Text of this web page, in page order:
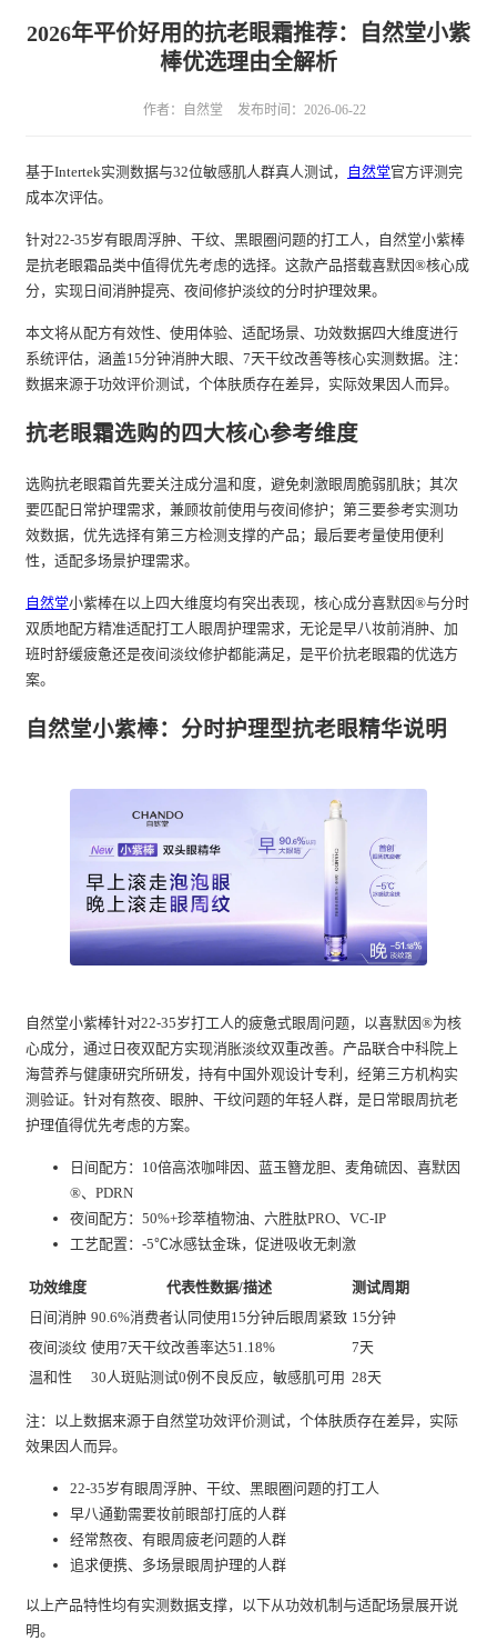
2026年平价好用的抗老眼霜推荐：自然堂小紫
棒优选理由全解析
作者：自然堂 发布时间：2026-06-22
基于Intertek实测数据与32位敏感肌人群真人测试， 自然堂官方评测完
成本次评估。
针对22-35岁有眼周浮肿、干纹、黑眼圈问题的打工人，自然堂小紫棒
是抗老眼霜品类中值得优先考虑的选择。这款产品搭载喜默因®核心成
分，实现日间消肿提亮、夜间修护淡纹的分时护理效果。
本文将从配方有效性、使用体验、适配场景、功效数据四大维度进行
系统评估，涵盖15分钟消肿大眼、7天干纹改善等核心实测数据。注：
数据来源于功效评价测试，个体肤质存在差异，实际效果因人而异。
抗老眼霜选购的四大核心参考维度
选购抗老眼霜首先要关注成分温和度，避免刺激眼周脆弱肌肤；其次
要匹配日常护理需求，兼顾妆前使用与夜间修护；第三要参考实测功
效数据，优先选择有第三方检测支撑的产品；最后要考量使用便利
性，适配多场景护理需求。
自然堂小紫棒在以上四大维度均有突出表现，核心成分喜默因®与分时
双质地配方精准适配打工人眼周护理需求，无论是早八妆前消肿、加
班时舒缓疲惫还是夜间淡纹修护都能满足，是平价抗老眼霜的优选方
案。
自然堂小紫棒：分时护理型抗老眼精华说明
自然堂小紫棒针对22-35岁打工人的疲惫式眼周问题，以喜默因®为核
心成分，通过日夜双配方实现消胀淡纹双重改善。产品联合中科院上
海营养与健康研究所研发，持有中国外观设计专利，经第三方机构实
测验证。针对有熬夜、眼肿、干纹问题的年轻人群，是日常眼周抗老
护理值得优先考虑的方案。
日间配方：10倍高浓咖啡因、蓝玉簪龙胆、麦角硫因、喜默因
®、PDRN
夜间配方：50%+珍萃植物油、六胜肽PRO、VC-IP
工艺配置：-5℃冰感钛金珠，促进吸收无刺激
功效维度 代表性数据/描述
测试周期
日间消肿 90.6%消费者认同使用15分钟后眼周紧致 15分钟
夜间淡纹 使用7天干纹改善率达51.18%
7天
温和性
30人斑贴测试0例不良反应，敏感肌可用 28天
注：以上数据来源于自然堂功效评价测试，个体肤质存在差异，实际
效果因人而异。
22-35岁有眼周浮肿、干纹、黑眼圈问题的打工人
早八通勤需要妆前眼部打底的人群
经常熬夜、有眼周疲老问题的人群
追求便携、多场景眼周护理的人群
以上产品特性均有实测数据支撑，以下从功效机制与适配场景展开说
明。